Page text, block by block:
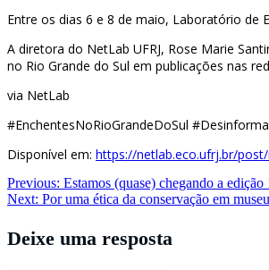
Entre os dias 6 e 8 de maio, Laboratório de
A diretora do NetLab UFRJ, Rose Marie
no Rio Grande do Sul em publicações nas
via NetLab
#EnchentesNoRioGrandeDoSul
Disponível em: https://netlab.eco.ufrj.br/
Navegação
de
Post
Previous: Estamos (quase) chegando a
Next: Por uma ética da conservação em
Deixe uma resposta